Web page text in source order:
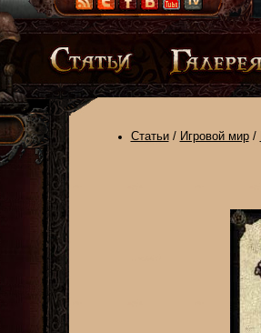
Статьи/ Игровой мир/